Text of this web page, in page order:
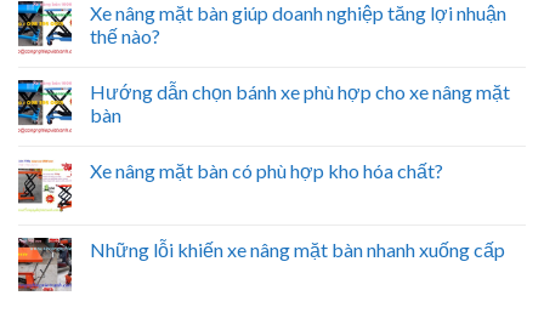
Xe nâng mặt bàn giúp doanh nghiệp tăng lợi nhuận
thế nào?
Hướng dẫn chọn bánh xe phù hợp cho xe nâng mặt
bàn
Xe nâng mặt bàn có phù hợp kho hóa chất?
Những lỗi khiến xe nâng mặt bàn nhanh xuống cấp